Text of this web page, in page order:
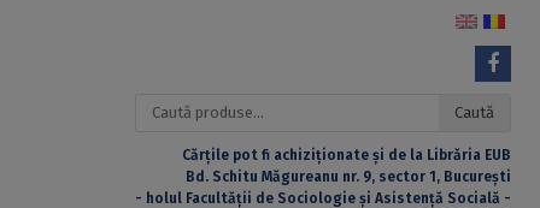
Caută
Caută
Cărțile pot fi achiziționate și de la Librăria EUB
Bd. Schitu Măgureanu nr. 9, sector 1, București
- holul Facultății de Sociologie și Asistență Socială -